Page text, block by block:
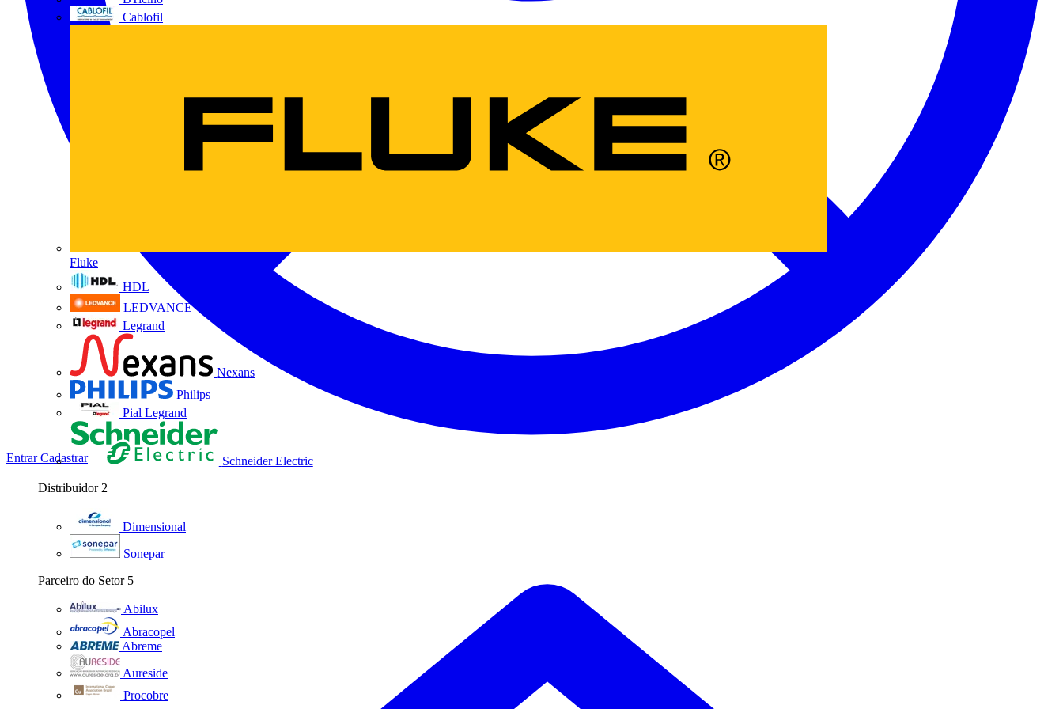
Cablofil
Fluke
HDL
LEDVANCE
Legrand
Nexans
Philips
Pial Legrand
Schneider Electric
Distribuidor 2
Dimensional
Sonepar
Parceiro do Setor 5
Abilux
Abracopel
Abreme
Aureside
Procobre
EntrarCadastrar